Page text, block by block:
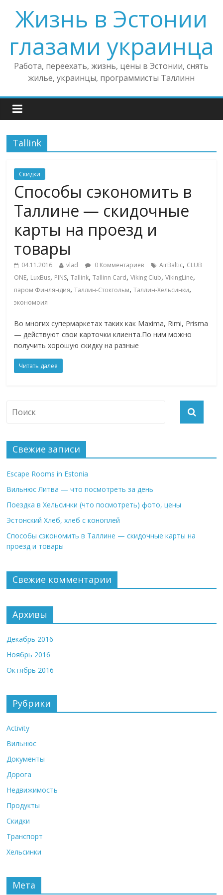
Жизнь в Эстонии
глазами украинца
Работа, переехать, жизнь, цены в Эстонии, снять
жилье, украинцы, программисты Таллинн
Tallink
Скидки
Способы сэкономить в
Таллине — скидочные
карты на проезд и
товары
04.11.2016 vlad 0 Комментариев AirBaltic, CLUB
ONE, LuxBus, PINS,Tallink,Tallinn Card,Viking Club,VikingLine,
паром Финляндия,Таллин-Стокгольм,Таллин-Хельсинки,
экономоия
Во многих супермаркетах таких как Maxima, Rimi, Prisma
— действуют свои карточки клиента.По ним можно
получить хорошую скидку на разные
Читать далее
Свежие записи
Escape Rooms in Estonia
Вильнюс Литва — что посмотреть за день
Поездка в Хельсинки (что посмотреть) фото, цены
Эстонский Хлеб, хлеб с коноплей
Способы сэкономить в Таллине — скидочные карты на
проезд и товары
Свежие комментарии
Архивы
Декабрь 2016
Ноябрь 2016
Октябрь 2016
Рубрики
Activity
Вильнюс
Документы
Дорога
Недвижимость
Продукты
Скидки
Транспорт
Хельсинки
Мета